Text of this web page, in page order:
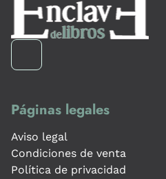
Páginas legales
Aviso legal
Condiciones de venta
Política de privacidad